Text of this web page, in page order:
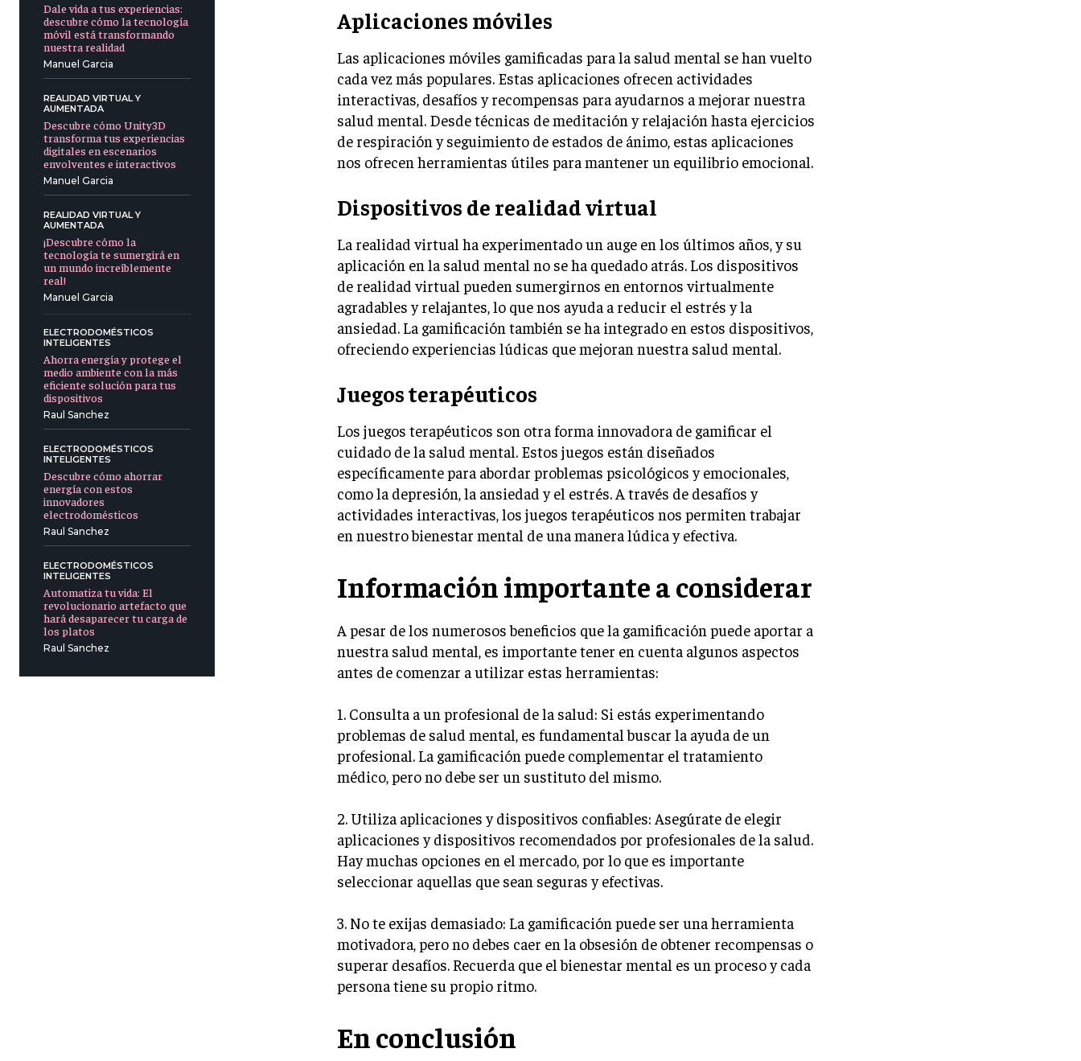
Dale vida a tus experiencias:
descubre cómo la tecnología
móvil está transformando
nuestra realidad
Manuel Garcia
REALIDAD VIRTUAL Y
AUMENTADA
Descubre cómo Unity3D
transforma tus experiencias
digitales en escenarios
envolventes e interactivos
Manuel Garcia
REALIDAD VIRTUAL Y
AUMENTADA
¡Descubre cómo la
tecnología te sumergirá en
un mundo increíblemente
real!
Manuel Garcia
ELECTRODOMÉSTICOS
INTELIGENTES
Ahorra energía y protege el
medio ambiente con la más
eficiente solución para tus
dispositivos
Raul Sanchez
ELECTRODOMÉSTICOS
INTELIGENTES
Descubre cómo ahorrar
energía con estos
innovadores
electrodomésticos
Raul Sanchez
ELECTRODOMÉSTICOS
INTELIGENTES
Automatiza tu vida: El
revolucionario artefacto que
hará desaparecer tu carga de
los platos
Raul Sanchez
Aplicaciones móviles
Las aplicaciones móviles gamificadas para la salud mental se han vuelto
cada vez más populares. Estas aplicaciones ofrecen actividades
interactivas, desafíos y recompensas para ayudarnos a mejorar nuestra
salud mental. Desde técnicas de meditación y relajación hasta ejercicios
de respiración y seguimiento de estados de ánimo, estas aplicaciones
nos ofrecen herramientas útiles para mantener un equilibrio emocional.
Dispositivos de realidad virtual
La realidad virtual ha experimentado un auge en los últimos años, y su
aplicación en la salud mental no se ha quedado atrás. Los dispositivos
de realidad virtual pueden sumergirnos en entornos virtualmente
agradables y relajantes, lo que nos ayuda a reducir el estrés y la
ansiedad. La gamificación también se ha integrado en estos dispositivos,
ofreciendo experiencias lúdicas que mejoran nuestra salud mental.
Juegos terapéuticos
Los juegos terapéuticos son otra forma innovadora de gamificar el
cuidado de la salud mental. Estos juegos están diseñados
específicamente para abordar problemas psicológicos y emocionales,
como la depresión, la ansiedad y el estrés. A través de desafíos y
actividades interactivas, los juegos terapéuticos nos permiten trabajar
en nuestro bienestar mental de una manera lúdica y efectiva.
Información importante a considerar
A pesar de los numerosos beneficios que la gamificación puede aportar a
nuestra salud mental, es importante tener en cuenta algunos aspectos
antes de comenzar a utilizar estas herramientas:
1. Consulta a un profesional de la salud: Si estás experimentando
problemas de salud mental, es fundamental buscar la ayuda de un
profesional. La gamificación puede complementar el tratamiento
médico, pero no debe ser un sustituto del mismo.
2. Utiliza aplicaciones y dispositivos confiables: Asegúrate de elegir
aplicaciones y dispositivos recomendados por profesionales de la salud.
Hay muchas opciones en el mercado, por lo que es importante
seleccionar aquellas que sean seguras y efectivas.
3. No te exijas demasiado: La gamificación puede ser una herramienta
motivadora, pero no debes caer en la obsesión de obtener recompensas o
superar desafíos. Recuerda que el bienestar mental es un proceso y cada
persona tiene su propio ritmo.
En conclusión